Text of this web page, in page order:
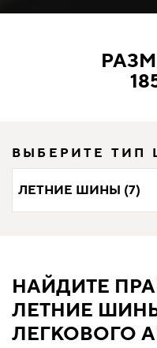
ВЫБЕРИТЕ ТИП
ЛЕТНИЕ ШИНЫ (7)
НАЙДИТЕ
ЛЕТНИЕ
ЛЕГКОВОГО